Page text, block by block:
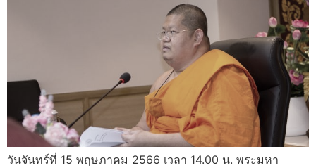
วันจันทร์ที่ 15 พฤษภาคม 2566 เวลา 14.00 น. พระมหา